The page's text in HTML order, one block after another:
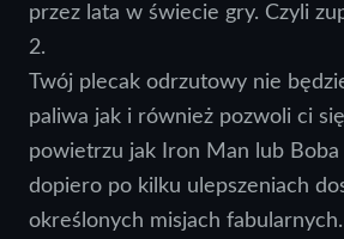
przez lata w świecie gry. Czyli
2.
Twój plecak odrzutowy nie
paliwa jak i również pozwoli ci
powietrzu jak Iron Man lub
dopiero po kilku ulepszeniach
określonych misjach